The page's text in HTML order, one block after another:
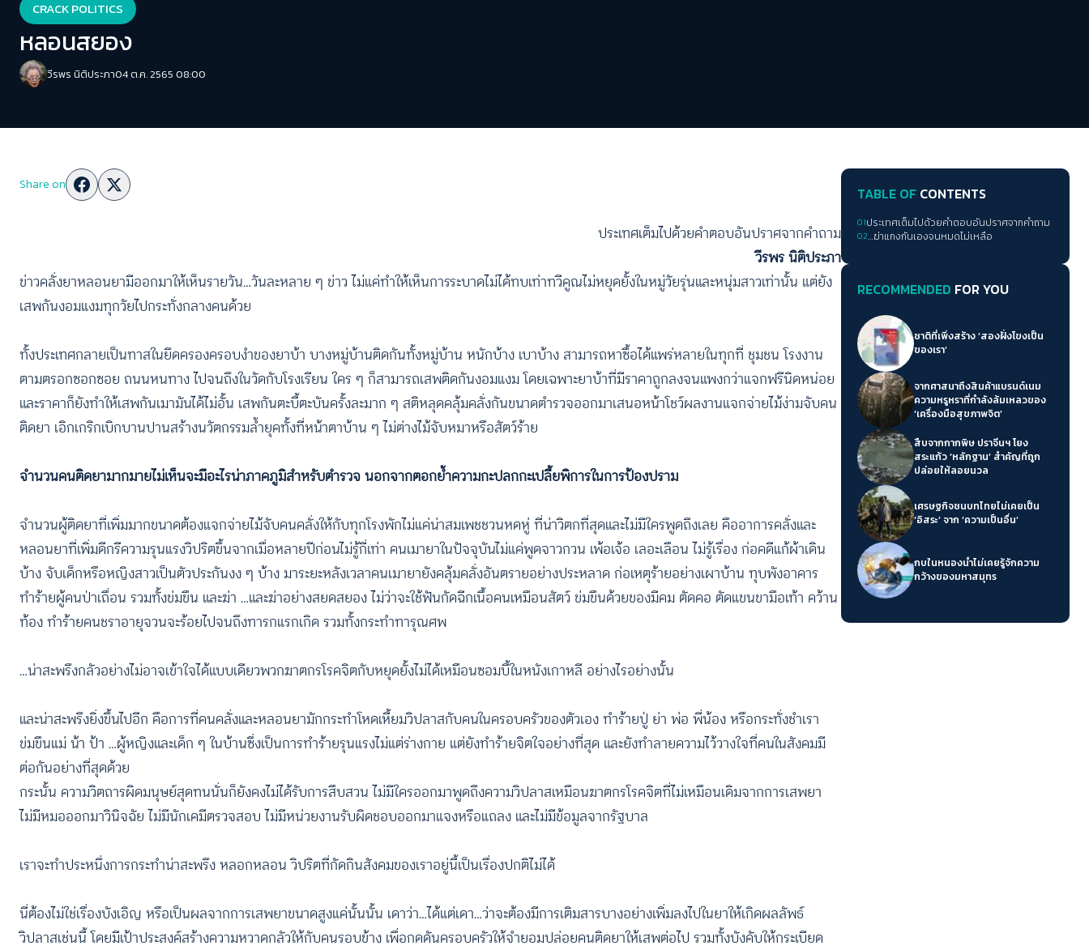
CRACK POLITICS
หลอนสยอง
วีรพร นิติประภา04 ต.ค. 2565 08:00
Share on
ประเทศเต็มไปด้วยคำตอบอันปราศจากคำถาม
วีรพร นิติประภา
ข่าวคลั่งยาหลอนยามีออกมาให้เห็นรายวัน…วันละหลาย ๆ ข่าว ไม่แค่ทำให้เห็นการระบาดไม่ได้ทบเท่าทวีคูณไม่หยุดยั้งในหมู่วัยรุ่นและหนุ่มสาวเท่านั้น แต่ยัง
เสพกันงอมแงมทุกวัยไปกระทั่งกลางคนด้วย
ทั้งประเทศกลายเป็นทาสในยึดครองครอบงำของยาบ้า บางหมู่บ้านติดกันทั้งหมู่บ้าน หนักบ้าง เบาบ้าง สามารถหาซื้อได้แพร่หลายในทุกที่ ชุมชน โรงงาน
ตามตรอกซอกซอย ถนนหนทาง ไปจนถึงในวัดกับโรงเรียน ใคร ๆ ก็สามารถเสพติดกันงอมแงม โดยเฉพาะยาบ้าที่มีราคาถูกลงจนแพงกว่าแจกฟรีนิดหน่อย
และราคาก็ยังทำให้เสพกันเมามันได้ไม่อั้น เสพกันตะบี้ตะบันครั้งละมาก ๆ สติหลุดคลุ้มคลั่งกันขนาดตำรวจออกมาเสนอหน้าโชว์ผลงานแจกจ่ายไม้ง่ามจับคน
ติดยา เอิกเกริกเบิกบานปานสร้างนวัตกรรมล้ำยุคทั้งที่หน้าตาบ้าน ๆ ไม่ต่างไม้จับหมาหรือสัตว์ร้าย
จำนวนคนติดยามากมายไม่เห็นจะมีอะไรน่าภาคภูมิสำหรับตำรวจ นอกจากตอกย้ำความกะปลกกะเปลี้ยพิการในการป้องปราม
จำนวนผู้ติดยาที่เพิ่มมากขนาดต้องแจกจ่ายไม้จับคนคลั่งให้กับทุกโรงพักไม่แค่น่าสมเพชชวนหดหู่ ที่น่าวิตกที่สุดและไม่มีใครพูดถึงเลย คืออาการคลั่งและ
หลอนยาที่เพิ่มดีกรีความรุนแรงวิปริตขึ้นจากเมื่อหลายปีก่อนไม่รู้กี่เท่า คนเมายาในปัจจุบันไม่แค่พูดจาวกวน เพ้อเจ้อ เลอะเลือน ไม่รู้เรื่อง ก่อคดีแก้ผ้าเดิน
บ้าง จับเด็กหรือหญิงสาวเป็นตัวประกันงง ๆ บ้าง มาระยะหลังเวลาคนเมายายังคลุ้มคลั่งอันตรายอย่างประหลาด ก่อเหตุร้ายอย่างเผาบ้าน ทุบพังอาคาร
ทำร้ายผู้คนป่าเถื่อน รวมทั้งข่มขืน และฆ่า …และฆ่าอย่างสยดสยอง ไม่ว่าจะใช้ฟันกัดฉีกเนื้อคนเหมือนสัตว์ ข่มขืนด้วยของมีคม ตัดคอ ตัดแขนขามือเท้า คว้าน
ท้อง ทำร้ายคนชราอายุจวนจะร้อยไปจนถึงทารกแรกเกิด รวมทั้งกระทำทารุณศพ
…น่าสะพรึงกลัวอย่างไม่อาจเข้าใจได้แบบเดียวพวกฆาตกรโรคจิตกับหยุดยั้งไม่ได้เหมือนซอมบี้ในหนังเกาหลี อย่างไรอย่างนั้น
และน่าสะพรึงยิ่งขึ้นไปอีก คือการที่คนคลั่งและหลอนยามักกระทำโหดเหี้ยมวิปลาสกับคนในครอบครัวของตัวเอง ทำร้ายปู่ ย่า พ่อ พี่น้อง หรือกระทั่งชำเรา
ข่มขืนแม่ น้า ป้า …ผู้หญิงและเด็ก ๆ ในบ้านซึ่งเป็นการทำร้ายรุนแรงไม่แต่ร่างกาย แต่ยังทำร้ายจิตใจอย่างที่สุด และยังทำลายความไว้วางใจที่คนในสังคมมี
ต่อกันอย่างที่สุดด้วย
กระนั้น ความวิตถารผิดมนุษย์สุดทนนั่นก็ยังคงไม่ได้รับการสืบสวน ไม่มีใครออกมาพูดถึงความวิปลาสเหมือนฆาตกรโรคจิตที่ไม่เหมือนเดิมจากการเสพยา
ไม่มีหมอออกมาวินิจฉัย ไม่มีนักเคมีตรวจสอบ ไม่มีหน่วยงานรับผิดชอบออกมาแจงหรือแถลง และไม่มีข้อมูลจากรัฐบาล
เราจะทำประหนึ่งการกระทำน่าสะพรึง หลอกหลอน วิปริตที่กัดกินสังคมของเราอยู่นี้เป็นเรื่องปกติไม่ได้
นี่ต้องไม่ใช่เรื่องบังเอิญ หรือเป็นผลจากการเสพยาขนาดสูงแค่นั้นนั้น เดาว่า…ได้แต่เดา…ว่าจะต้องมีการเติมสารบางอย่างเพิ่มลงไปในยาให้เกิดผลลัพธ์
วิปลาสเช่นนี้ โดยมีเป้าประสงค์สร้างความหวาดกลัวให้กับคนรอบข้าง เพื่อกดดันครอบครัวให้จำยอมปล่อยคนติดยาให้เสพต่อไป รวมทั้งบังคับให้กระเบียด
TABLE OF CONTENTS
01ประเทศเต็มไปด้วยคำตอบอันปราศจากคำถาม
02…ฆ่าแกงกันเองจนหมดไม่เหลือ
RECOMMENDED FOR YOU
ชาติที่เพิ่งสร้าง ‘สองฝั่งโขงเป็น
ของเรา’
จากศาสนาถึงสินค้าแบรนด์เนม
ความหรูหราที่กำลังล้มเหลวของ
‘เครื่องมือสุขภาพจิต’
สืบจากกากพิษ ปราจีนฯ โยง
สระแก้ว ‘หลักฐาน’ สำคัญที่ถูก
ปล่อยให้ลอยนวล
เศรษฐกิจชนบทไทยไม่เคยเป็น
‘อิสระ’ จาก ‘ความเป็นอื่น’
กบในหนองน้ำไม่เคยรู้จักความ
กว้างของมหาสมุทร